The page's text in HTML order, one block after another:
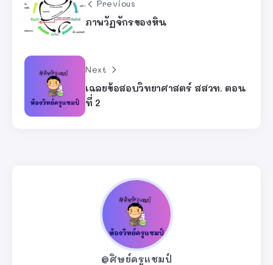
Previous
ภาพวัฏจักรของหิน
Next
เฉลยข้อสอบวิทยาศาสตร์ สสวท. ตอน
ที่ 2
@ศิษย์ครูแชมป์